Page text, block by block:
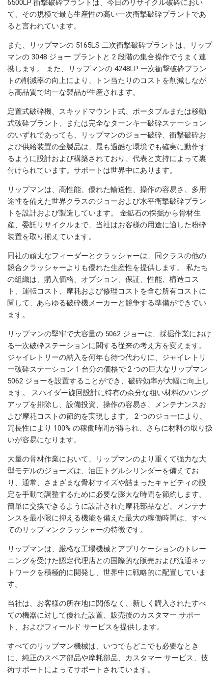
6500LP 衝撃破砕プラントは、今日のリサイクル破砕におい
て、その規模で最も生産性の高い一次衝撃破砕プラントであ
ると言われています。
また、リップマンの 5165LS 二次衝撃破砕プラントは、リップ
マンの 3048 ジョー プラントと 2 段階の集合操作でうまく連
携します。 また、リップマンの 4248LP 一次衝撃破砕プラン
トの削減率の向上により、トン当たりのコストを削減しなが
ら高品質で均一な製品が生産されます。
定置式破砕機、スキッドマウント式、ポータブルまたは移動
式破砕プラント、または完全なターンキー破砕ステーション
のいずれであっても、リップマンのジョー破砕、衝撃破砕お
よび供給装置の全製品は、最も過酷な環境でも確実に動作す
るように設計および構築されており、代表と支持によって裏
付けられています。サポートは世界中にあります。
リップマンは、高性能、優れた輸送性、操作の容易さ、多用
途性を備えた世界クラスのジョーおよび水平衝撃破砕プラン
トを設計および製造しています。 金鉱石の採掘から骨材生
産、委託リサイクルまで、当社はお客様の用途に適した粉砕
装置を取り揃えています。
同社の頑丈なフィーダーとクラッシャーは、同クラスの他の
競合クラッシャーよりも優れた生産性を提供します。 私たち
の組織は、購入価格、オプション、保証、性能、構造コス
ト、運転コスト、摩耗および修理コストを含む所有コストに
関して、あらゆる破砕機メーカーと競争する準備ができてい
ます。
リップマンの堅牢で大容量の 5062 ジョーは、採掘作業におけ
る一次破砕ステーションに関する従来の考え方を変えます。
ジャイレトリーの納入を何年も待つ代わりに、ジャイレトリ
ー破砕ステーション 1 台分の価格で 2 つの巨大なリップマン
5062 ジョーを設置することができ、破砕効率が大幅に向上し
ます。 スパイダー旋回設計に特有の余分な粗い材料のハング
アップを排除し、設備投資、操作の容易さ、メンテナンスお
よび摩耗コストの節約を実現します。 2 つのジョーにより、
冗長性により 100% の稼働時間が得られ、さらに材料の取り扱
いが容易になります。
大量の骨材作業において、リップマンのより重くて強力な大
型モデルのジョーズは、油圧トグルシリンダーを備えてお
り、通常、さまざまな骨材サイズや詰まったキャビティの設
定を手動で調整するために必要な膨大な時間を節約します。
簡単に交換できるように設計された摩耗部品など、メンテナ
ンスを最小限に抑える機能を備えた最大の稼働時間は、すべ
てのリップマンクラッシャーの特徴です。
リップマンは、厳格な工場機械とアプリケーションのトレー
ニングを受けた認定代理店との国際的な販売および流通ネッ
トワークを積極的に開発し、世界中に戦略的に配置していま
す。
当社は、お客様の所在地に関係なく、新しく購入されたすべ
ての機器に対して優れた設置、販売後のカスタマー サポー
ト、およびフィールド サービスを提供します。
すべてのリップマン機械は、いつでもどこでも必要なとき
に、純正のスペア部品や摩耗部品、カスタマー サービス、技
術サポートによってサポートされています。